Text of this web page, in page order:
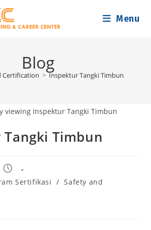
Menu
Blog
Certification > Inspektur Tangki Timbun
Timbun
Post
published:
Sertifikasi / Safety and